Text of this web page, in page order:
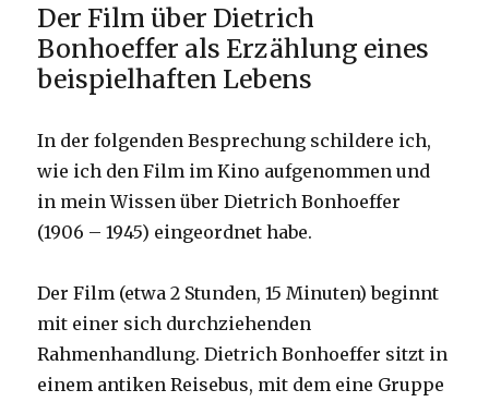
Der Film über Dietrich
Bonhoeffer als Erzählung eines
beispielhaften Lebens
In der folgenden Besprechung schildere ich,
wie ich den Film im Kino aufgenommen und
in mein Wissen über Dietrich Bonhoeffer
(1906 – 1945) eingeordnet habe.
Der Film (etwa 2 Stunden, 15 Minuten) beginnt
mit einer sich durchziehenden
Rahmenhandlung. Dietrich Bonhoeffer sitzt in
einem antiken Reisebus, mit dem eine Gruppe